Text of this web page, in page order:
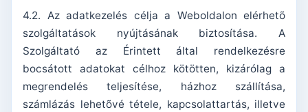
4.2. Az adatkezelés célja a Weboldalon elérhetõ
szolgáltatások nyújtásának biztosítása. A
Szolgáltató az Érintett által rendelkezésre
bocsátott adatokat célhoz kötötten, kizárólag a
megrendelés teljesítése, házhoz szállítása,
számlázás lehetõvé tétele, kapcsolattartás, illetve